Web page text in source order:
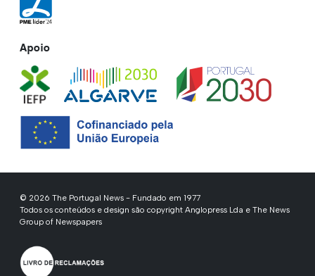
Apoio
© 2026 The Portugal News - Fundado em 1977
Todos os conteúdos e design são copyright Anglopress Lda e The News
Group of Newspapers